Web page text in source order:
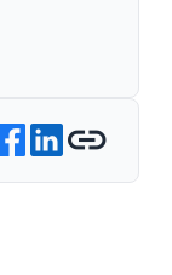
Twitter
on Facebook
Share on LinkedIn
Copy link